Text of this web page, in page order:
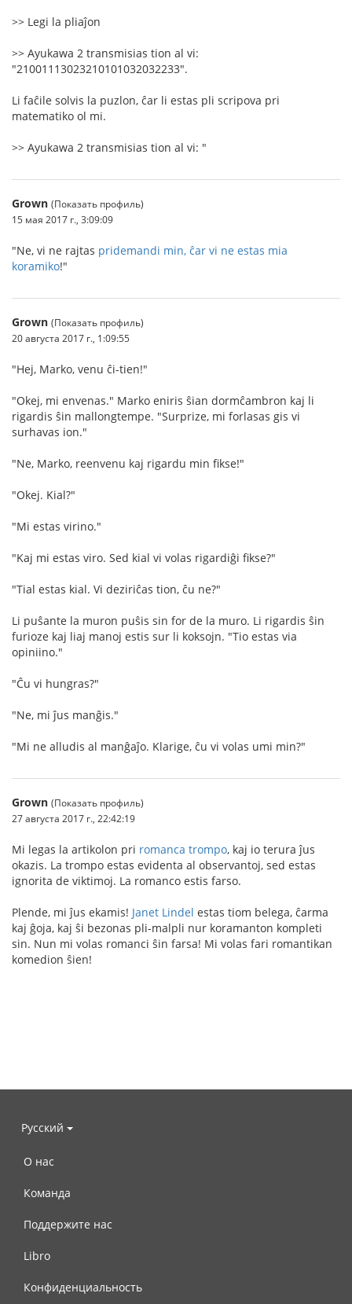
>> Legi la pliaĵon
>> Ayukawa 2 transmisias tion al vi:
"21001113023210101032032233".
Li faĉile solvis la puzlon, ĉar li estas pli scripova pri
matematiko ol mi.
>> Ayukawa 2 transmisias tion al vi: "
Grown (Показать профиль)
15 мая 2017 г., 3:09:09
"Ne, vi ne rajtas pridemandi min, ĉar vi ne estas mia
koramiko!"
Grown (Показать профиль)
20 августа 2017 г., 1:09:55
"Hej, Marko, venu ĉi-tien!"
"Okej, mi envenas." Marko eniris ŝian dormĉambron kaj li
rigardis ŝin mallongtempe. "Surprize, mi forlasas gis vi
surhavas ion."
"Ne, Marko, reenvenu kaj rigardu min fikse!"
"Okej. Kial?"
"Mi estas virino."
"Kaj mi estas viro. Sed kial vi volas rigardiĝi fikse?"
"Tial estas kial. Vi deziriĉas tion, ĉu ne?"
Li puŝante la muron puŝis sin for de la muro. Li rigardis ŝin
furioze kaj liaj manoj estis sur li koksojn. "Tio estas via
opiniino."
"Ĉu vi hungras?"
"Ne, mi ĵus manĝis."
"Mi ne alludis al manĝaĵo. Klarige, ĉu vi volas umi min?"
Grown (Показать профиль)
27 августа 2017 г., 22:42:19
Mi legas la artikolon pri romanca trompo, kaj io terura ĵus
okazis. La trompo estas evidenta al observantoj, sed estas
ignorita de viktimoj. La romanco estis farso.
Plende, mi ĵus ekamis! Janet Lindel estas tiom belega, ĉarma
kaj ĝoja, kaj ŝi bezonas pli-malpli nur koramanton kompleti
sin. Nun mi volas romanci ŝin farsa! Mi volas fari romantikan
komedion ŝien!
Русский
О нас
Команда
Поддержите нас
Libro
Конфиденциальность